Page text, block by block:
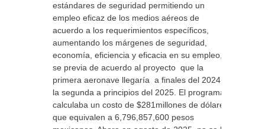
estándares de seguridad permitiendo un
empleo eficaz de los medios aéreos de
acuerdo a los requerimientos específicos,
aumentando los márgenes de seguridad,
economía, eficiencia y eficacia en su empleo,
se previa de acuerdo al proyecto que la
primera aeronave llegaría a finales del 2024 y
la segunda a principios del 2025. El programa
calculaba un costo de $281millones de dólares
que equivalen a 6,796,857,600 pesos